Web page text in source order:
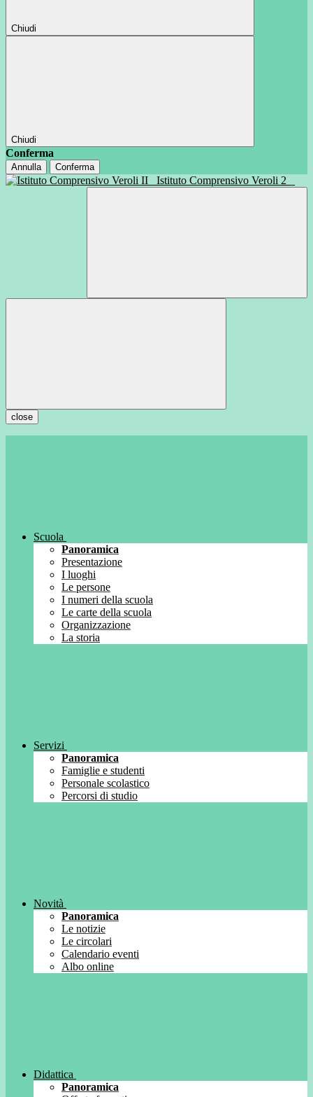
Chiudi
Chiudi
Conferma
Annulla Conferma
Istituto Comprensivo Veroli 2
close
Scuola
Panoramica
Presentazione
I luoghi
Le persone
I numeri della scuola
Le carte della scuola
Organizzazione
La storia
Servizi
Panoramica
Famiglie e studenti
Personale scolastico
Percorsi di studio
Novità
Panoramica
Le notizie
Le circolari
Calendario eventi
Albo online
Didattica
Panoramica